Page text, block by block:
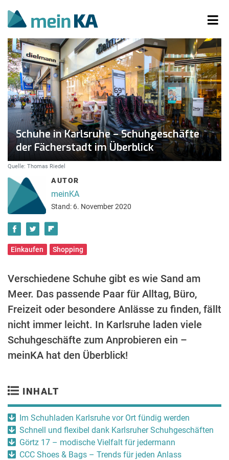
Schuhe in Karlsruhe – Schuhgeschäfte
der Fächerstadt im Überblick
Quelle: Thomas Riedel
AUTOR
meinKA
Stand: 6. November 2020
Einkaufen Shopping
Verschiedene Schuhe gibt es wie Sand am
Meer. Das passende Paar für Alltag, Büro,
Freizeit oder besondere Anlässe zu finden, fällt
nicht immer leicht. In Karlsruhe laden viele
Schuhgeschäfte zum Anprobieren ein –
meinKA hat den Überblick!
INHALT
Im Schuhladen Karlsruhe vor Ort fündig werden
Schnell und flexibel dank Karlsruher Schuhgeschäften
Görtz 17 – modische Vielfalt für jedermann
CCC Shoes & Bags – Trends für jeden Anlass